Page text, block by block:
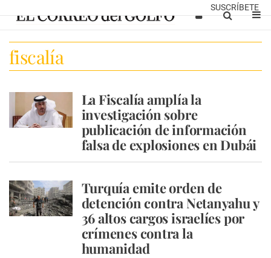
SUSCRÍBETE
fiscalía
La Fiscalía amplía la
investigación sobre
publicación de información
falsa de explosiones en Dubái
Turquía emite orden de
detención contra Netanyahu y
36 altos cargos israelíes por
crímenes contra la
humanidad